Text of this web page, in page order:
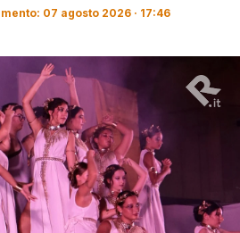
07 agosto 2026 · 17:46